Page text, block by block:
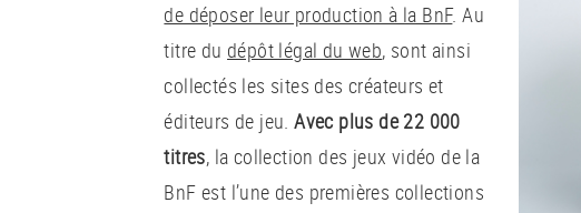
de déposer leur production à la BnF. Au
titre du dépôt légal du web, sont ainsi
collectés les sites des créateurs et
éditeurs de jeu.Avec plus de 22 000
titres, la collection des jeux vidéo de la
BnF est l’une des premières collections